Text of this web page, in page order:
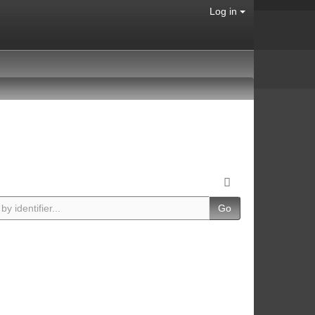
Log in
Go